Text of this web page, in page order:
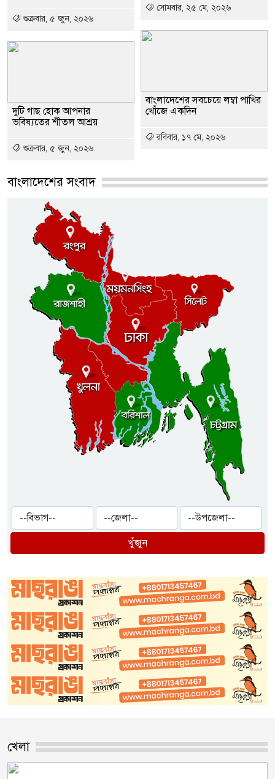
শুক্রবার, ৫ জুন, ২০২৬
দুটি গাছ হোক আপনার
ভবিষ্যতের শীতল আশ্রয়
শুক্রবার, ৫ জুন, ২০২৬
সোমবার, ২৫ মে, ২০২৬
বাংলাদেশের সবচেয়ে লম্বা পাখির
খোঁজে একদিন
রবিবার, ১৭ মে, ২০২৬
বাংলাদেশের সংবাদ
খুঁজুন
খেলা